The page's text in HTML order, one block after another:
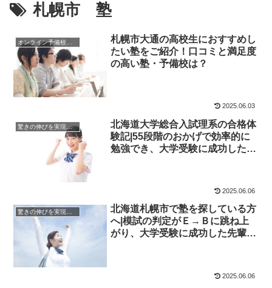
札幌市 塾
札幌市大通の高校生におすすめし
たい塾をご紹介！口コミと満足度
の高い塾・予備校は？
2025.06.03
驚きの伸びを実現｜先輩列伝
北海道大学総合入試理系の合格体
験記|55段階のおかげで効率的に
勉強でき、大学受験に成功した先
2025.06.06
北海道札幌市で塾を探している方
へ|模試の判定がＥ→Ｂに跳ね上
がり、大学受験に成功した先輩に
2025.06.06